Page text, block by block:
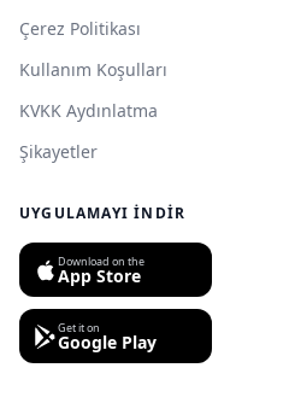
Çerez Politikası
Kullanım Koşulları
KVKK Aydınlatma
Şikayetler
UYGULAMAYI İNDIR
Download on the
App Store
Get it on
Google Play